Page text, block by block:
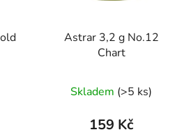
Astrar 3,2 g No.12
Chart
Skladem (>5 ks)
159 Kč